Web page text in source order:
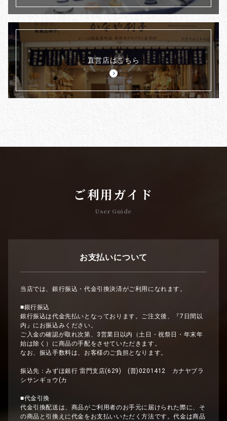
直営店はこちら
ご利用ガイド
User Guide
お支払いについて
当店では、銀行振込・代金引換決済がご利用になれます。
■銀行振込
銀行振込は代金先払いとなっております。ご注文後、『7日間以
内』にお振込みください。
ご入金の確認が取れ次第、3営業日以内（土日・祝祭日・年末年
始は除く）に商品の手配をさせていただきます。
なお、振込手数料は、お客様のご負担となります。
振込先：みずほ銀行 雷門支店(629) (普)0201412 カナヤブラ
シサンギョウ(カ
■代金引換
代金引換配送は、商品がご利用者のお手元に届けられた際に、そ
の商品と引換えに代金をお支払いいただく方法です。代金は商品